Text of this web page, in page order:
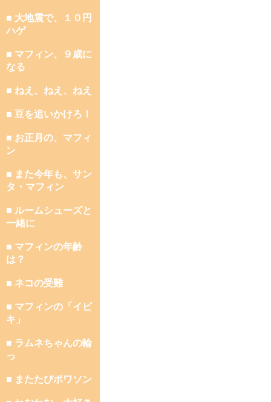
■ 大地震で、１０円
ハゲ
■ マフィン、９歳に
なる
■ ねえ、ねえ、ねえ
■ 豆を追いかけろ！
■ お正月の、マフィ
ン
■ また今年も、サン
タ・マフィン
■ ルームシューズと
一緒に
■ マフィンの年齢
は？
■ ネコの受難
■ マフィンの「イビ
キ」
■ ラムネちゃんの輪
っ
■ またたびポワソン